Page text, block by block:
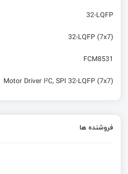
32-LQFP
32-LQFP (7x7)
FCM8531
Motor Driver I²C, SPI 32-LQFP (7x7)
فروشنده ها